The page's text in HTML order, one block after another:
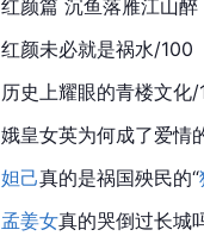
红颜篇 沉鱼落雁江山醉
红颜未必就是祸水/100
历史上耀眼的青楼文化/
娥皇女英为何成了爱情
妲己真的是祸国殃民的“
孟姜女真的哭倒过长城